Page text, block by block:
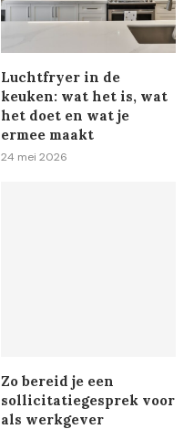
Luchtfryer in de
keuken: wat het is, wat
het doet en wat je
ermee maakt
24 mei 2026
Zo bereid je een
sollicitatiegesprek voor
als werkgever